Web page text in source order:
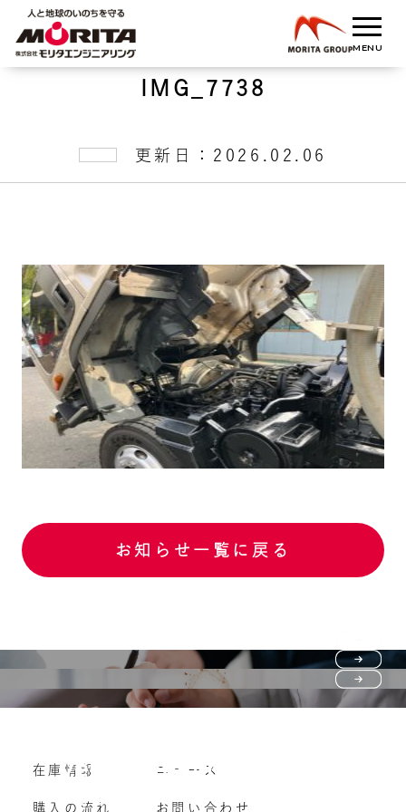
IMG_7738
更新日：2026.02.06
お知らせ一覧に戻る
購入の流れ
よくいただくご質問
Vehicle purchase
車両買い取り
在庫情報
購入の流れ
ニュース
お問い合わせ